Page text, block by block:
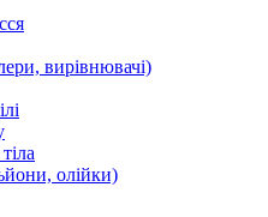
вирівнювачі)
олійки)